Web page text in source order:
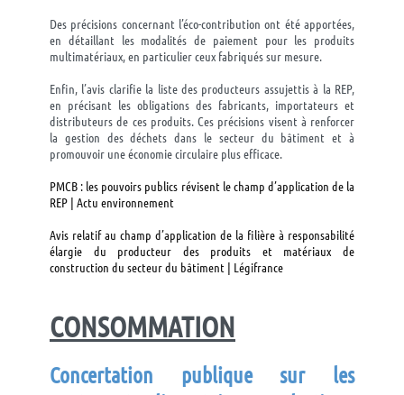
Des précisions concernant l’éco-contribution ont été apportées,
en détaillant les modalités de paiement pour les produits
multimatériaux, en particulier ceux fabriqués sur mesure.
Enfin, l’avis clarifie la liste des producteurs assujettis à la REP,
en précisant les obligations des fabricants, importateurs et
distributeurs de ces produits. Ces précisions visent à renforcer
la gestion des déchets dans le secteur du bâtiment et à
promouvoir une économie circulaire plus efficace.
PMCB : les pouvoirs publics révisent le champ d’application de la
REP | Actu environnement
Avis relatif au champ d’application de la filière à responsabilité
élargie du producteur des produits et matériaux de
construction du secteur du bâtiment | Légifrance
CONSOMMATION
Concertation publique sur les